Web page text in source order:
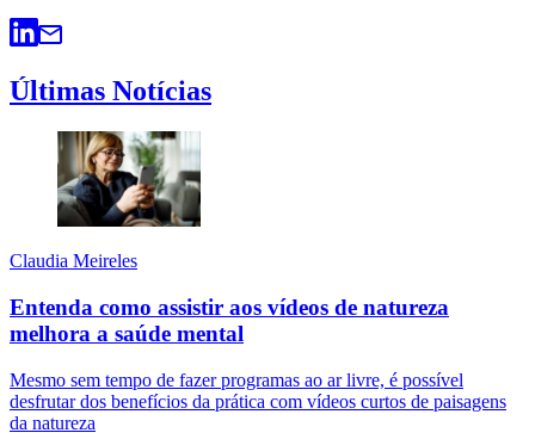
Últimas Notícias
Claudia Meireles
Entenda como assistir aos vídeos de natureza
melhora a saúde mental
Mesmo sem tempo de fazer programas ao ar livre, é possível
desfrutar dos benefícios da prática com vídeos curtos de paisagens
da natureza